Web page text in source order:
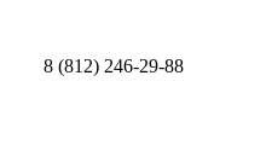
8 (812) 246-29-88